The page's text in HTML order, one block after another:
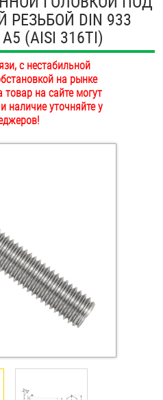
резьбой
для яхт
DIN 933
(AISI 316TI)
с нестабильной
на рынке
на сайте могут
наличие уточняйте у